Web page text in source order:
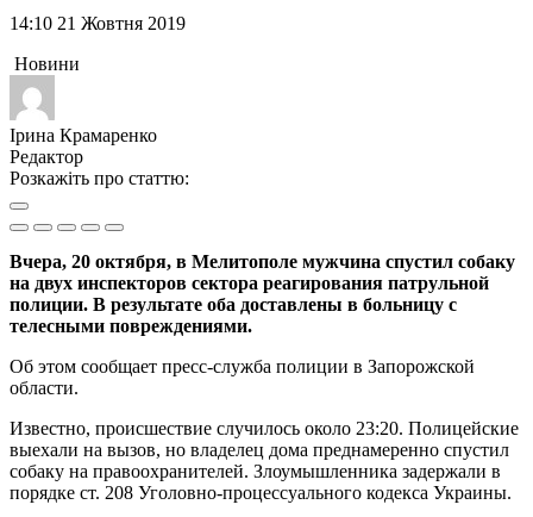
14:10 21 Жовтня 2019
Новини
Ірина Крамаренко
Редактор
Розкажіть про статтю:
Вчера, 20 октября, в Мелитополе мужчина спустил собаку
на двух инспекторов сектора реагирования патрульной
полиции. В результате оба доставлены в больницу с
телесными повреждениями.
Об этом сообщает пресс-служба полиции в Запорожской
области.
Известно, происшествие случилось около 23:20. Полицейские
выехали на вызов, но владелец дома преднамеренно спустил
собаку на правоохранителей. Злоумышленника задержали в
порядке ст. 208 Уголовно-процессуального кодекса Украины.